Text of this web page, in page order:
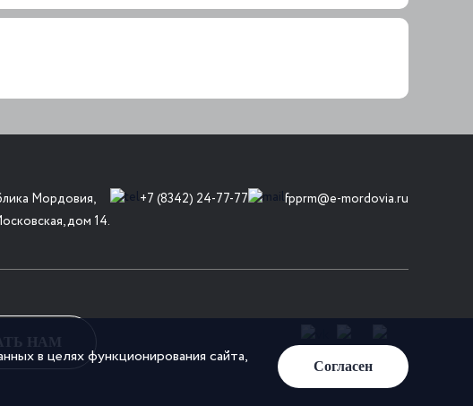
в целях функционирования сайта,
Согласен
Мордовия,
дом 14.
+7 (8342) 24-77-77 fpprm@e-mordovia.ru
НАМ